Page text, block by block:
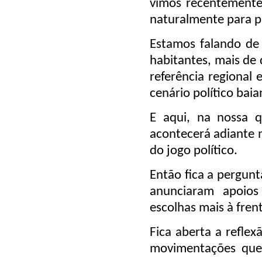
vimos
naturalmente para
Estamos falando
habitantes, mais
referência regional
cenário político
E aqui, na nossa
acontecerá adiante
do jogo político.
Então fica a
anunciaram
escolhas mais à
Fica aberta a
movimentações